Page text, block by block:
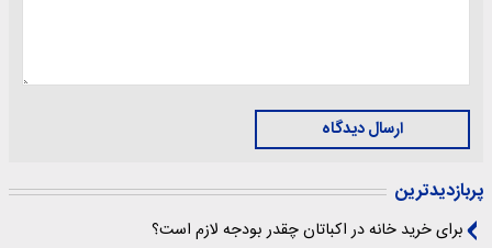
ارسال دیدگاه
پربازدیدترین
برای خرید خانه در اکباتان چقدر بودجه لازم است؟